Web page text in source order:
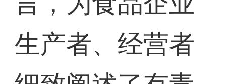
生产者、经营者